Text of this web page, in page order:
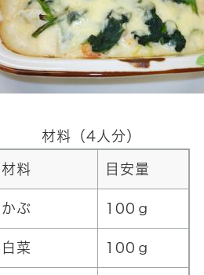
材料（4人分）
材料 目安量
かぶ 100ｇ
白菜 100ｇ